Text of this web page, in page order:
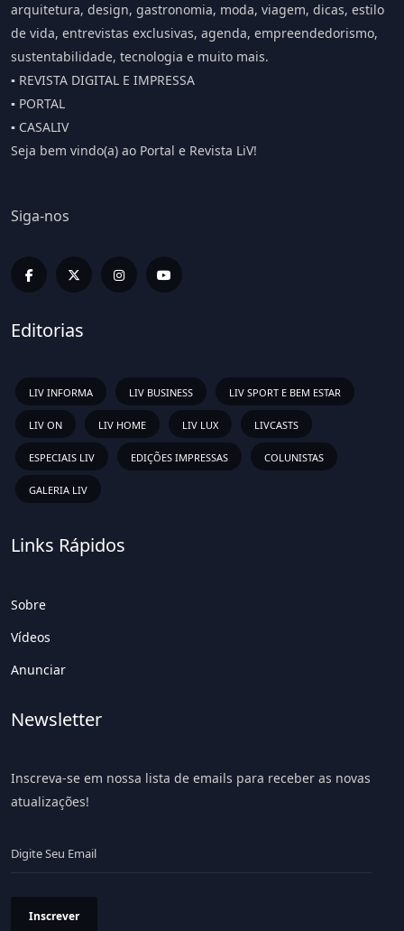
arquitetura, design, gastronomia, moda, viagem, dicas, estilo
de vida, entrevistas exclusivas, agenda, empreendedorismo,
sustentabilidade, tecnologia e muito mais.
▪️ REVISTA DIGITAL E IMPRESSA
▪️ PORTAL
▪️ CASALIV
Seja bem vindo(a) ao Portal e Revista LiV!
Siga-nos
Editorias
LIV INFORMA LIV BUSINESS LIV SPORT E BEM ESTAR
LIV ON LIV HOME LIV LUX LIVCASTS
ESPECIAIS LIV EDIÇÕES IMPRESSAS COLUNISTAS
GALERIA LIV
Links Rápidos
Sobre
Vídeos
Anunciar
Newsletter
Inscreva-se em nossa lista de emails para receber as novas
atualizações!
Inscrever